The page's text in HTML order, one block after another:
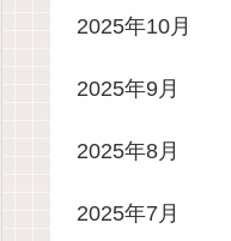
2025年10月
2025年9月
2025年8月
2025年7月